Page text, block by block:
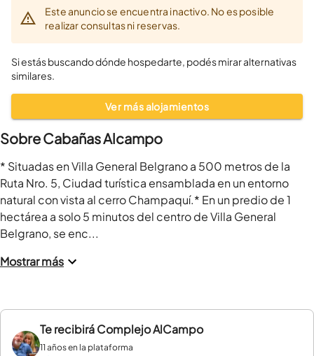
Este anuncio se encuentra inactivo. No es posible
realizar consultas ni reservas.
Si estás buscando dónde hospedarte, podés mirar alternativas
similares.
Ver más alojamientos
Sobre Cabañas Alcampo
* Situadas en Villa General Belgrano a 500 metros de la
Ruta Nro. 5, Ciudad turística ensamblada en un entorno
natural con vista al cerro Champaquí.* En un predio de 1
hectárea a solo 5 minutos del centro de Villa General
Belgrano, se enc...
Mostrar más
Te recibiráComplejo AlCampo
11 años en la plataforma